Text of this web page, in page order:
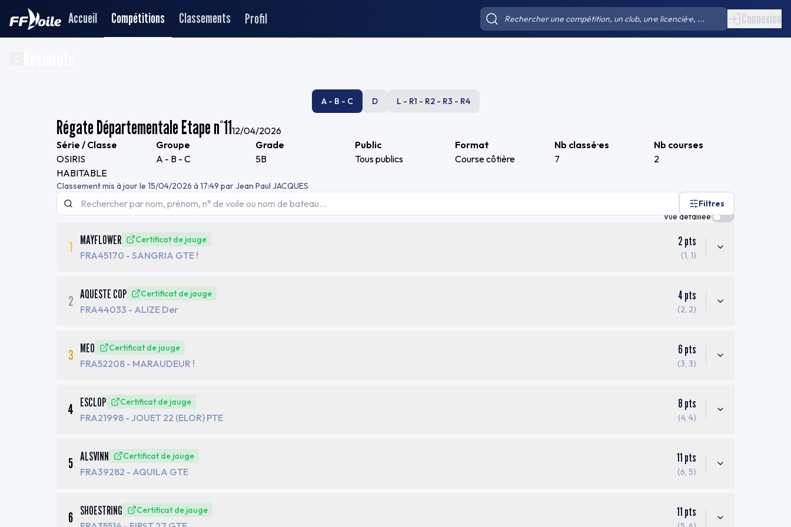
Accueil Compétitions Classements Profil Connexion
A - B - C D L - R1 - R2 - R3 - R4
Régate Départementale Etape n°1112/04/2026
Série / Classe
OSIRIS
HABITABLE
Groupe
A - B - C
Grade
5B
Public
Tous publics
Format
Course côtière
Nb classé·es
7
Nb courses
2
Classement mis à jour le 15/04/2026 à 17:49 parJean Paul JACQUES
Filtres
Vue détaillée
1 MAYFLOWER Certificat de jauge
FRA45170 - SANGRIA GTE !
2 pts
(1, 1)
2 AQUESTE COP Certificat de jauge
FRA44033 - ALIZE Der
4 pts
(2, 2)
3 MEO Certificat de jauge
FRA52208 - MARAUDEUR !
6 pts
(3, 3)
4 ESCLOP Certificat de jauge
FRA21998 - JOUET 22 (ELOR) PTE
8 pts
(4, 4)
5 ALSVINN Certificat de jauge
FRA39282 - AQUILA GTE
11 pts
(6, 5)
6 SHOESTRING Certificat de jauge 11 pts